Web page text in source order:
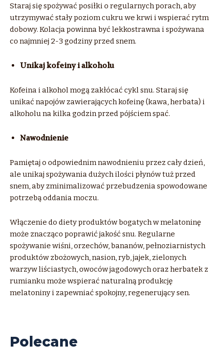
Staraj się spożywać posiłki o regularnych porach, aby
utrzymywać stały poziom cukru we krwi i wspierać rytm
dobowy. Kolacja powinna być lekkostrawna i spożywana
co najmniej 2-3 godziny przed snem.
Unikaj kofeiny i alkoholu
Kofeina i alkohol mogą zakłócać cykl snu. Staraj się
unikać napojów zawierających kofeinę (kawa, herbata) i
alkoholu na kilka godzin przed pójściem spać.
Nawodnienie
Pamiętaj o odpowiednim nawodnieniu przez cały dzień,
ale unikaj spożywania dużych ilości płynów tuż przed
snem, aby zminimalizować przebudzenia spowodowane
potrzebą oddania moczu.
Włączenie do diety produktów bogatych w melatoninę
może znacząco poprawić jakość snu. Regularne
spożywanie wiśni, orzechów, bananów, pełnoziarnistych
produktów zbożowych, nasion, ryb, jajek, zielonych
warzyw liściastych, owoców jagodowych oraz herbatek z
rumianku może wspierać naturalną produkcję
melatoniny i zapewniać spokojny, regenerujący sen.
Polecane